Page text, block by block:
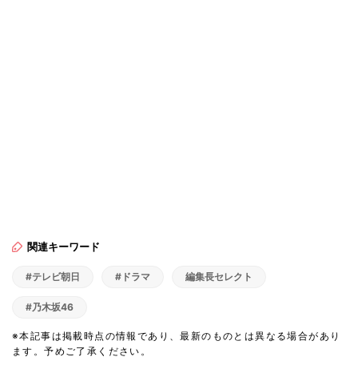
関連キーワード
#テレビ朝日 #ドラマ 編集長セレクト
#乃木坂46
※本記事は掲載時点の情報であり、最新のものとは異なる場合があり
ます。予めご了承ください。